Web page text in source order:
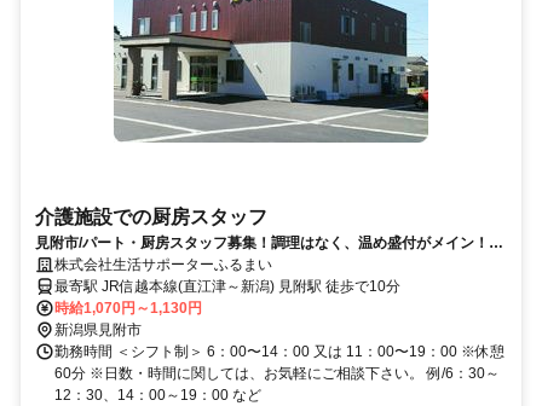
介護施設での厨房スタッフ
見附市/パート・厨房スタッフ募集！調理はなく、温め盛付がメイン！料
理が苦手の方でも大丈夫です
株式会社生活サポーターふるまい
最寄駅 JR信越本線(直江津～新潟) 見附駅 徒歩で10分
時給1,070円～1,130円
新潟県見附市
勤務時間 ＜シフト制＞ 6：00〜14：00 又は 11：00〜19：00 ※休憩
60分 ※日数・時間に関しては、お気軽にご相談下さい。 例/6：30～
12：30、14：00～19：00 など